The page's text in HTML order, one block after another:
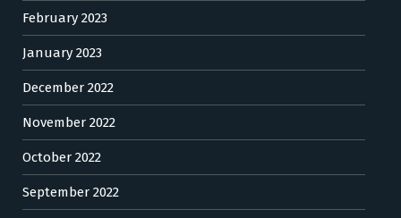
February 2023
January 2023
December 2022
November 2022
October 2022
September 2022